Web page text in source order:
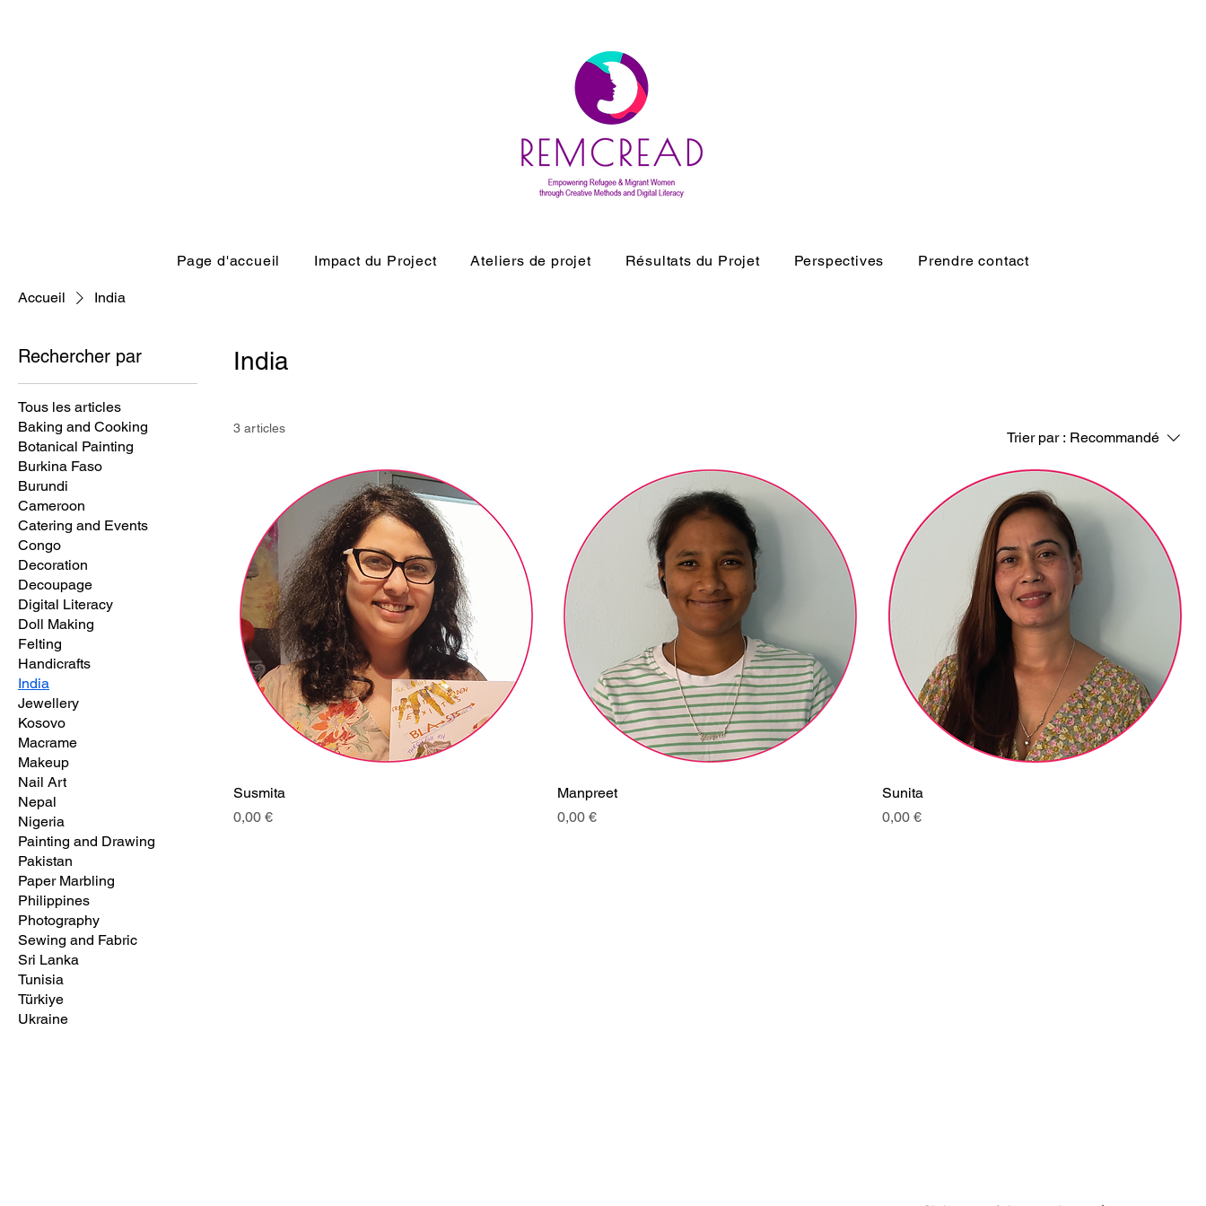
Page d'accueil Impact du Project Ateliers de projet Résultats du Projet Perspectives Prendre contact
Accueil India
Rechercher par
Tous les articles
Baking and Cooking
Botanical Painting
Burkina Faso
Burundi
Cameroon
Catering and Events
Congo
Decoration
Decoupage
Digital Literacy
Doll Making
Felting
Handicrafts
India
Jewellery
Kosovo
Macrame
Makeup
Nail Art
Nepal
Nigeria
Painting and Drawing
Pakistan
Paper Marbling
Philippines
Photography
Sewing and Fabric
Sri Lanka
Tunisia
Türkiye
Ukraine
India
3 articles
Trier par : Recommandé
Susmita
Prix
0,00 €
Manpreet
Prix
0,00 €
Sunita
Prix
0,00 €